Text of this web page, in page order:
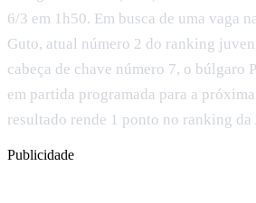
6/3 em 1h50. Em busca de uma vaga
Guto, atual número 2 do ranking
cabeça de chave número 7, o búlgaro
em partida programada para a
resultado rende 1 ponto no ranking da
Publicidade